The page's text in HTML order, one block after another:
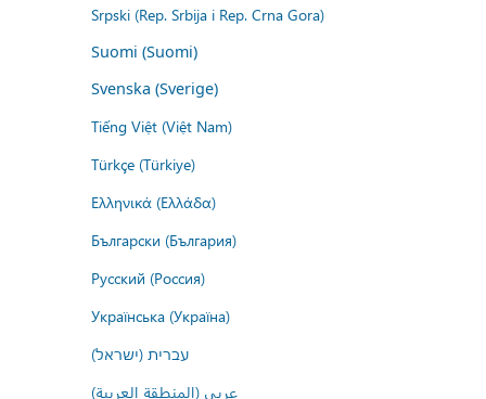
Srpski (Rep. Srbija i Rep. Crna Gora)
Suomi (Suomi)
Svenska (Sverige)
Tiếng Việt (Việt Nam)
Türkçe (Türkiye)
Ελληνικά (Ελλάδα)
Български (България)
Русский (Россия)
Українська (Україна)
עברית (ישראל)
عربي (المنطقة العربية)